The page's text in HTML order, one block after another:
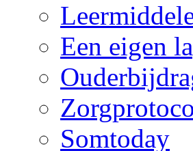
Een eigen
Somtoday